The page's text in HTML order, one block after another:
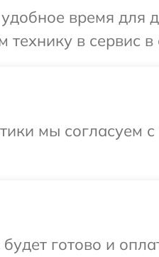
время для
в сервис
мы согласуем
будет готово и